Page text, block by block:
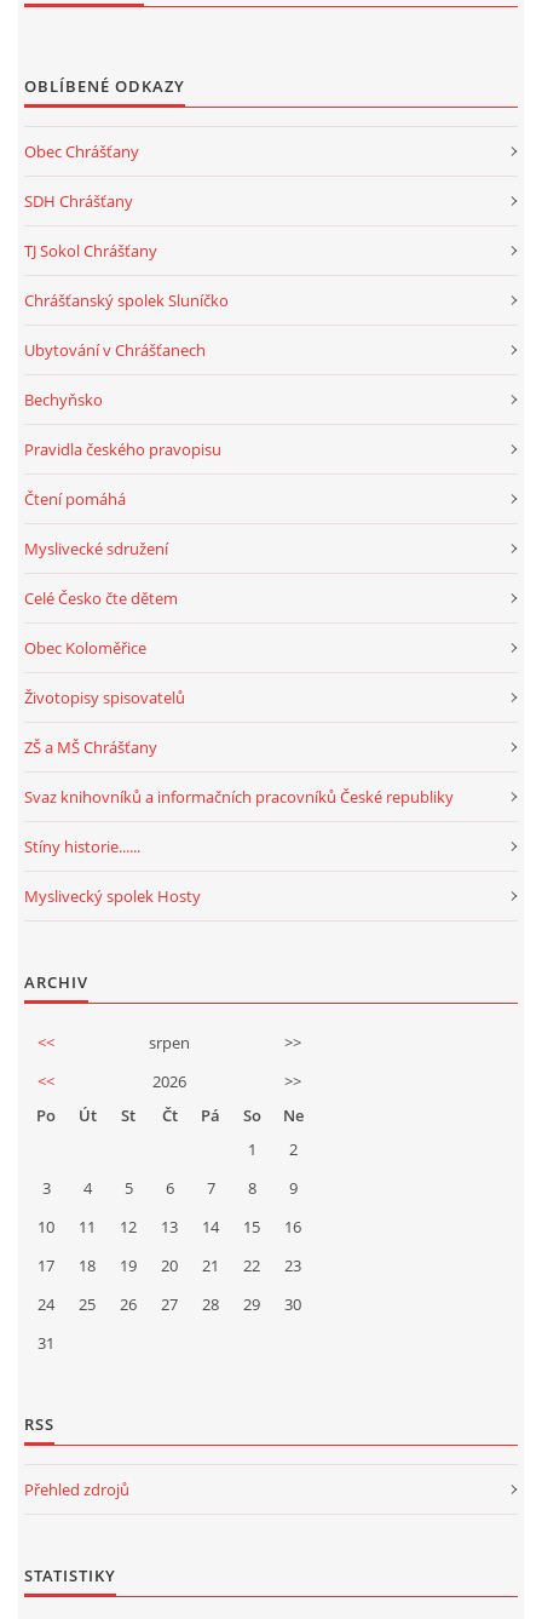
OBLÍBENÉ ODKAZY
Obec Chrášťany
SDH Chrášťany
TJ Sokol Chrášťany
Chrášťanský spolek Sluníčko
Ubytování v Chrášťanech
Bechyňsko
Pravidla českého pravopisu
Čtení pomáhá
Myslivecké sdružení
Celé Česko čte dětem
Obec Koloměřice
Životopisy spisovatelů
ZŠ a MŠ Chrášťany
Svaz knihovníků a informačních pracovníků České republiky
Stíny historie......
Myslivecký spolek Hosty
ARCHIV
<< srpen
>>
<<
2026
>>
Po
Út St Čt Pá So
Ne
1
2
3
4 5 6 7 8
9
10
11 12 13 14 15
16
17
18 19 20 21 22
23
24
25 26 27 28 29
30
31
RSS
Přehled zdrojů
STATISTIKY